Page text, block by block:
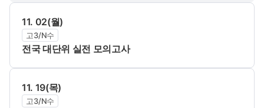
11. 02(월)
고3/N수
전국 대단위 실전 모의고사
11. 19(목)
고3/N수